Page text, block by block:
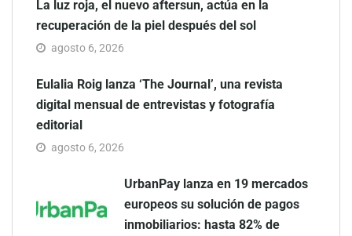
La luz roja, el nuevo aftersun, actúa en la
recuperación de la piel después del sol
agosto 6, 2026
Eulalia Roig lanza ‘The Journal’, una revista
digital mensual de entrevistas y fotografía
editorial
agosto 6, 2026
UrbanPay lanza en 19 mercados
europeos su solución de pagos
inmobiliarios: hasta 82% de